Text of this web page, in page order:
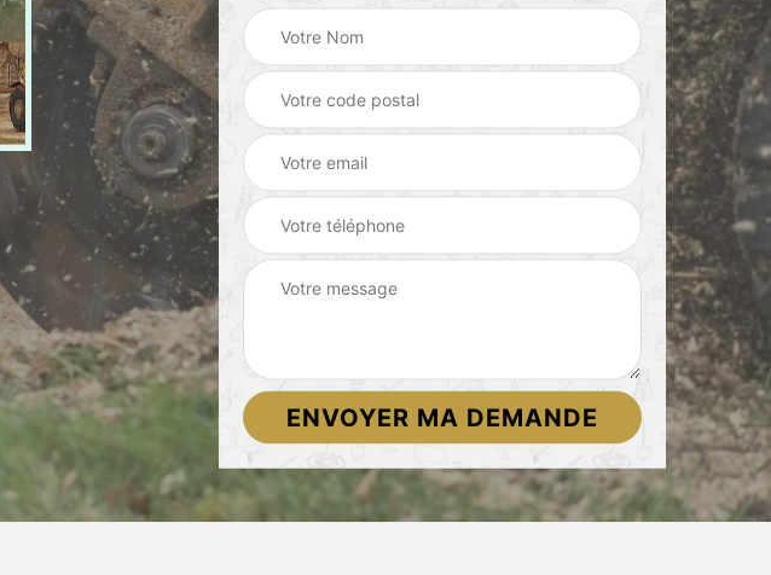
Bûcheron 86
Entreprise de
jardinage 86